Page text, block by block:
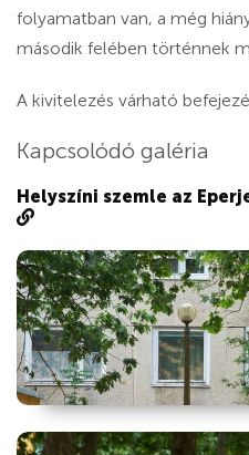
folyamatban van, a még
második felében történnek
A kivitelezés várható
Kapcsolódó galéria
Helyszíni szemle az